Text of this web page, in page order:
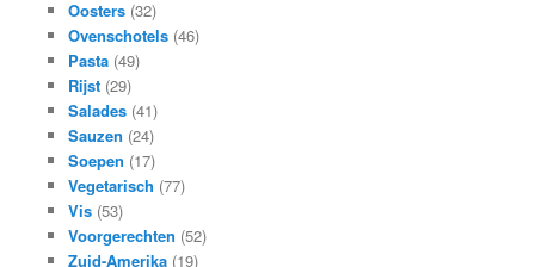
Oosters(32)
Ovenschotels(46)
Pasta(49)
Rijst(29)
Salades(41)
Sauzen (24)
Soepen (17)
Vegetarisch (77)
Vis(53)
Voorgerechten (52)
Zuid-Amerika(19)